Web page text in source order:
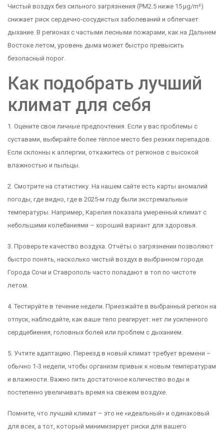
Чистый воздух без сильного загрязнения (PM2.5 ниже 15 µg/m³)
снижает риск сердечно‑сосудистых заболеваний и облегчает
дыхание. В регионах с частыми лесными пожарами, как на Дальнем
Востоке летом, уровень дыма может быстро превысить
безопасный порог.
Как подобрать лучший
климат для себя
1. Оцените свои личные предпочтения. Если у вас проблемы с
суставами, выбирайте более тёплое место без резких перепадов.
Если склонны к аллергии, откажитесь от регионов с высокой
влажностью и пыльцы.
2. Смотрите на статистику. На нашем сайте есть карты аномалий
погоды, где видно, где в 2025‑м году были экстремальные
температуры. Например, Карелия показала умеренный климат с
небольшими колебаниями – хороший вариант для здоровья.
3. Проверьте качество воздуха. Отчёты о загрязнении позволяют
быстро понять, насколько чистый воздух в выбранном городе.
Города Сочи и Ставрополь часто попадают в топ по чистоте
летом.
4. Тестируйте в течение недели. Приезжайте в выбранный регион на
отпуск, наблюдайте, как ваше тело реагирует: нет ли усиленного
сердцебиения, головных болей или проблем с дыханием.
5. Учтите адаптацию. Переезд в новый климат требует времени –
обычно 1‑3 недели, чтобы организм привык к новым температурам
и влажности. Важно пить достаточное количество воды и
постепенно увеличивать время на свежем воздухе.
Помните, что лучший климат – это не «идеальный» и одинаковый
для всех, а тот, который минимизирует риски для вашего